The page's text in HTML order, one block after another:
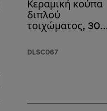
Κεραμική κούπα
διπλού
τοιχώματος, 300
DLSC067